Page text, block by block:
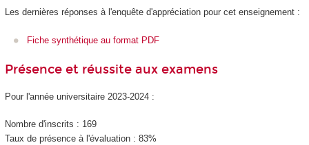
Les dernières réponses à l'enquête d'appréciation pour cet enseignement :
Fiche synthétique au format PDF
Présence et réussite aux examens
Pour l'année universitaire 2023-2024 :
Nombre d'inscrits : 169
Taux de présence à l'évaluation : 83%